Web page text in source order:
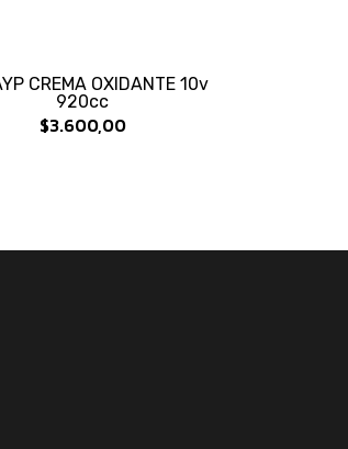
CREMA OXIDANTE 10v
920cc
$3.600,00